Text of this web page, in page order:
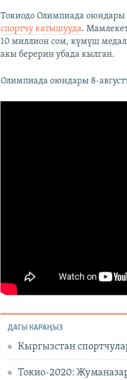
Токиодо Олимпиада
спортчу катышууда.
10 миллион сом, күмүш
акы берерин убада кылган.
Олимпиада оюндары 8-
ДАГЫ КАРАҢЫЗ
Кыргызстан
Токио-2020: